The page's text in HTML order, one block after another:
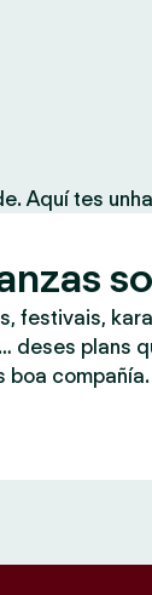
Aquí tes
festivais,
deses plans
boa compañía.